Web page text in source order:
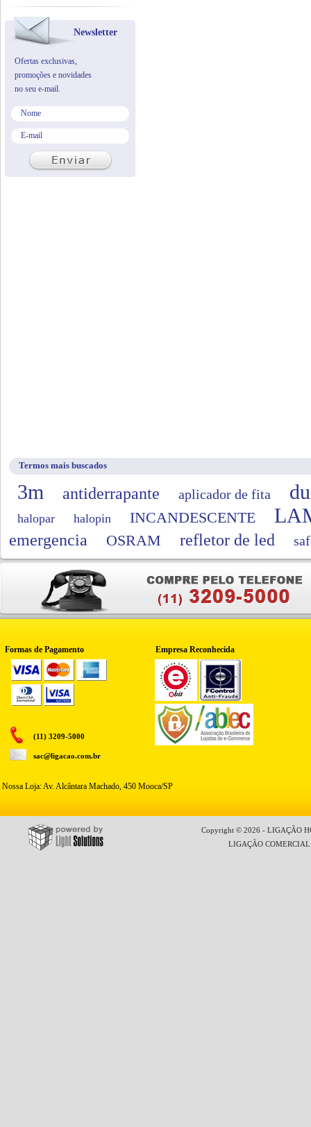
Newsletter
Ofertas exclusivas,
promoções e novidades
no seu e-mail.
Termos mais buscados
3m antiderrapante aplicador de fita
halopar halopin INCANDESCENTE
emergencia OSRAM refletor de led
Formas de Pagamento Empresa Reconhecida
(11) 3209-5000
sac@ligacao.com.br
Nossa Loja: Av. Alcântara Machado, 450 Mooca/SP
Copyright © 2026 - LIGAÇÃO
LIGAÇÃO